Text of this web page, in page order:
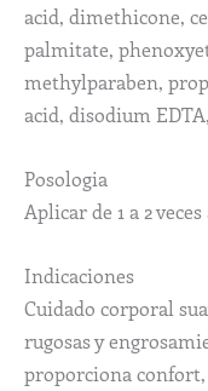
acid, dimethicone,
palmitate,
methylparaben,
acid, disodium
Posologia
Aplicar de 1 a 2
Indicaciones
Cuidado corporal
rugosas y
proporciona